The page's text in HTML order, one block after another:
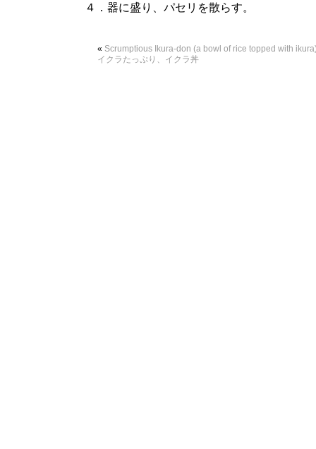
４．器に盛り、パセリを散らす。
« Scrumptious Ikura-don (a bowl of rice topped with
イクラたっぷり、イクラ丼